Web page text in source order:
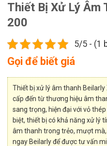
Thiết Bị Xử Lý Âm
200
5/5 - (1
Gọi để biết giá
Thiết bị xử lý âm thanh
cấp đến từ thương hiệu âm
sang trọng, hiện đại với vỏ
biệt, thiết bị có khả năng xử lý
âm thanh trong trẻo, mượt
ngay Beilarly để được tư vấn